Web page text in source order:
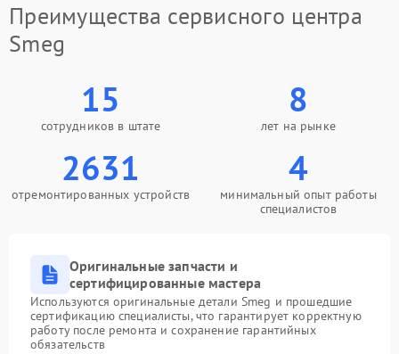
Преимущества сервисного центра
Smeg
15
сотрудников в штате
8
лет на рынке
2631
отремонтированных устройств
4
минимальный опыт работы
специалистов
Оригинальные запчасти и
сертифицированные мастера
Используются оригинальные детали Smeg и прошедшие
сертификацию специалисты, что гарантирует корректную
работу после ремонта и сохранение гарантийных
обязательств